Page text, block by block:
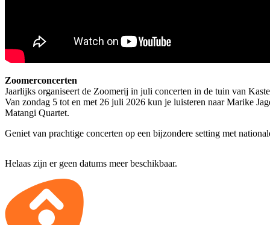
Zoomerconcerten
Jaarlijks organiseert de Zoomerij in juli concerten in de tuin van
Van zondag 5 tot en met 26 juli 2026 kun je luisteren naar Marike
Matangi Quartet.
Geniet van prachtige concerten op een bijzondere setting met
Helaas zijn er geen datums meer beschikbaar.